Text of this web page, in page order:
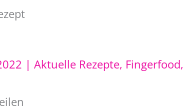
| Aktuelle Rezepte, Fingerfood,